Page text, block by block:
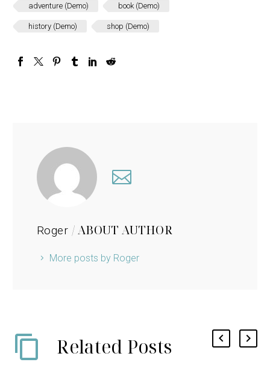
adventure (Demo) book (Demo)
history (Demo) shop (Demo)
Roger / ABOUT AUTHOR
More posts by Roger
Related Posts